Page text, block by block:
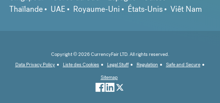
Thaïlande
UAE Royaume-Uni États-Unis Viêt Nam
Copyright © 2026 CurrencyFair LTD. All rights reserved.
Data Privacy Policy
Liste des Cookies Legal Stuff Regulation
Safe and Secure
Sitemap